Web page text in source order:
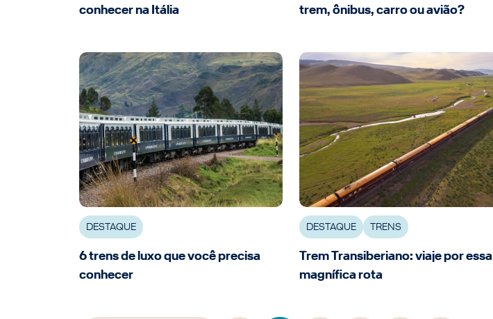
conhecer na Itália
trem, ônibus, carro ou avião?
DESTAQUE
6 trens de luxo que você precisa
conhecer
DESTAQUE TRENS
Trem Transiberiano: viaje por essa
magnífica rota